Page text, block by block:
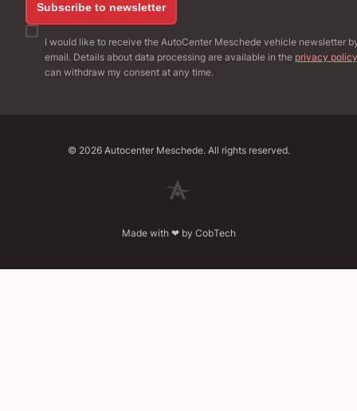
Subscribe to newsletter
I would like to receive the AutoCenter Meschede vehicle newsletter
email. Details about data processing are available in the privacy policy
can withdraw my consent at any time.
© 2026Autocenter Meschede. All rights reserved.
Made with ❤ by CobTech